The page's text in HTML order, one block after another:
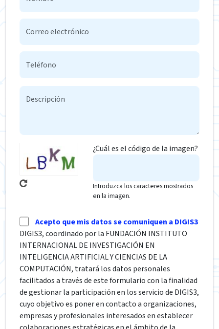
¿Cuál es el código de la imagen?
Introduzca los caracteres mostrados
en la imagen.
Acepto que mis datos se comuniquen a DIGIS3
DIGIS3, coordinado por la FUNDACIÓN INSTITUTO
INTERNACIONAL DE INVESTIGACIÓN EN
INTELIGENCIA ARTIFICIAL Y CIENCIAS DE LA
COMPUTACIÓN, tratará los datos personales
facilitados a través de este formulario con la finalidad
de gestionar la participación en los servicio de DIGIS3,
cuyo objetivo es poner en contacto a organizaciones,
empresas y profesionales interesados en establecer